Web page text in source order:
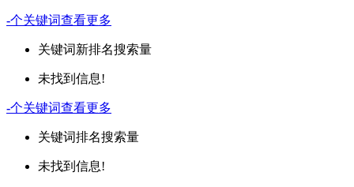
-个关键词查看更多
关键词新排名搜索量
未找到信息!
-个关键词查看更多
关键词排名搜索量
未找到信息!